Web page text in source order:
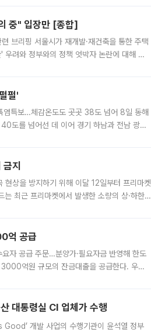
중" 입장만 [종합]
브리핑 서울시가 재개발·재건축을 통한 주택
려와 정부와의 정책 엇박자 논란에 대해 정
펄'
특보…체감온도도 곳곳 38도 넘어 8일 동해
도를 넘어선 데 이어 경기 하남과 전남 광양
지
현상을 방지하기 위해 이달 12일부터 프리마켓
최근 프리마켓에서 발생한 소량의 상·하한
억 공급
자 공급 주문…분양가·필요자금 반영해 한도
억원 규모의 잔금대출을 공급한다. 우리
대통령실 CI 업체가 수행
개발 사업의 수행기관이 윤석열 정부